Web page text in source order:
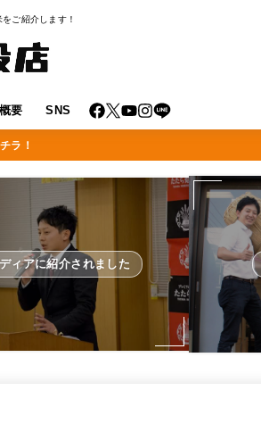
ご紹介します！
要 SNS
ラ！
ィアに紹介されました